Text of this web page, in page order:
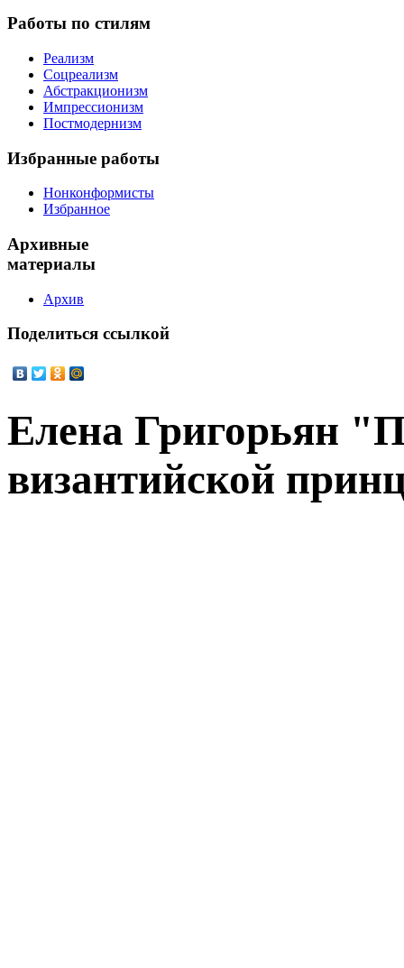
Работы по стилям
Реализм
Соцреализм
Абстракционизм
Импрессионизм
Постмодернизм
Избранные работы
Нонконформисты
Избранное
Архивные
материалы
Архив
Поделиться ссылкой
Елена Григорьян
византийской